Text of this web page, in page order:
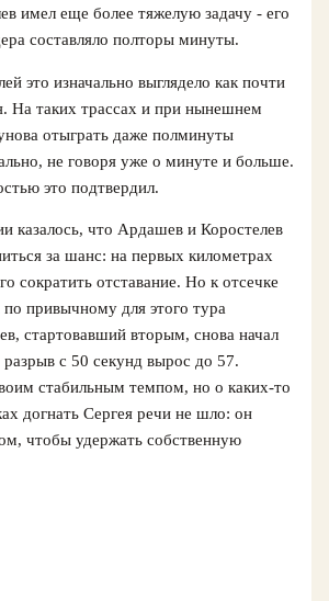
имел еще более тяжелую задачу - его
составляло полторы минуты.
это изначально выглядело как почти
На таких трассах и при нынешнем
отыграть даже полминуты
не говоря уже о минуте и больше.
это подтвердил.
казалось, что Ардашев и Коростелев
за шанс: на первых километрах
сократить отставание. Но к отсечке
по привычному для этого тура
стартовавший вторым, снова начал
разрыв с 50 секунд вырос до 57.
стабильным темпом, но о каких‑то
догнать Сергея речи не шло: он
чтобы удержать собственную